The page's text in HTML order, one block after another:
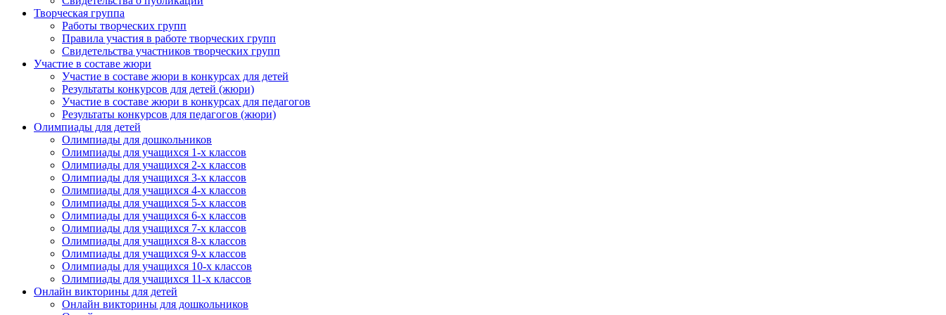
Творческая группа
Работы творческих групп
Правила участия в работе творческих групп
Свидетельства участников творческих групп
Участие в составе жюри
Участие в составе жюри в конкурсах для детей
Результаты конкурсов для детей (жюри)
Участие в составе жюри в конкурсах для педагогов
Результаты конкурсов для педагогов (жюри)
Олимпиады для детей
Олимпиады для дошкольников
Олимпиады для учащихся 1-х классов
Олимпиады для учащихся 2-х классов
Олимпиады для учащихся 3-х классов
Олимпиады для учащихся 4-х классов
Олимпиады для учащихся 5-х классов
Олимпиады для учащихся 6-х классов
Олимпиады для учащихся 7-х классов
Олимпиады для учащихся 8-х классов
Олимпиады для учащихся 9-х классов
Олимпиады для учащихся 10-х классов
Олимпиады для учащихся 11-х классов
Онлайн викторины для детей
Онлайн викторины для дошкольников